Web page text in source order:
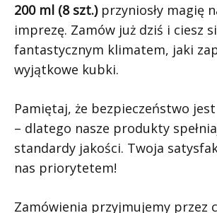
200 ml (8 szt.)przyniosły magię
imprezę. Zamów już dziś i ciesz
fantastycznym klimatem, jaki
wyjątkowe kubki.
Pamiętaj, że bezpieczeństwo
– dlatego nasze produkty
standardy jakości. Twoja
nas priorytetem!
Zamówienia przyjmujemy przez